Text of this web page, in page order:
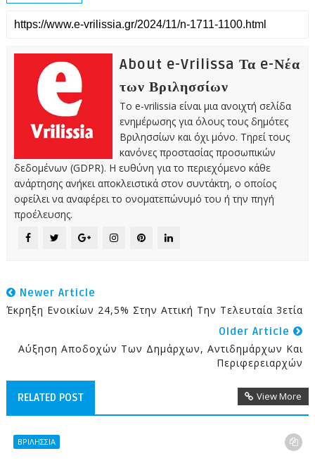
About e-Vrilissa Τα e-Νέα
των Βριλησσίων
Το e-vrilissia είναι μια ανοιχτή σελίδα
ενημέρωσης για όλους τους δημότες
Βριλησσίων και όχι μόνο. Τηρεί τους
κανόνες προστασίας προσωπικών
δεδομένων (GDPR). Η ευθύνη για το περιεχόμενο κάθε
ανάρτησης ανήκει αποκλειστικά στον συντάκτη, ο οποίος
οφείλει να αναφέρει το ονοματεπώνυμό του ή την πηγή
προέλευσης.
Newer Article
Έκρηξη Ενοικίων 24,5% Στην Αττική Την Τελευταία 3ετία
Older Article
Αύξηση Αποδοχών Των Δημάρχων, Αντιδημάρχων Και
Περιφερειαρχών
RELATED POST View More
ΒΡΙΛΗΣΣΙΑ